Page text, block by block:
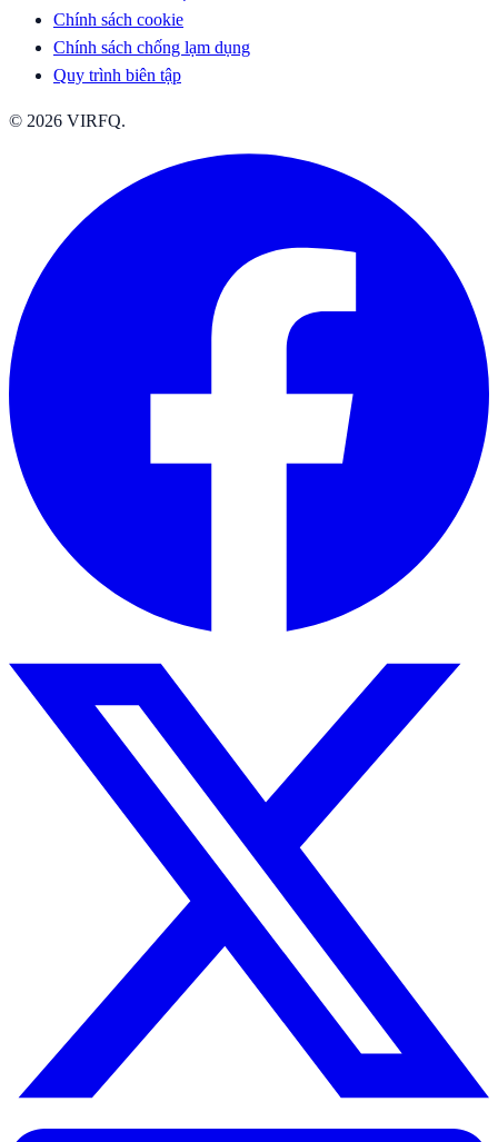
Chính sách cookie
Chính sách chống lạm dụng
Quy trình biên tập
© 2026 VIRFQ.